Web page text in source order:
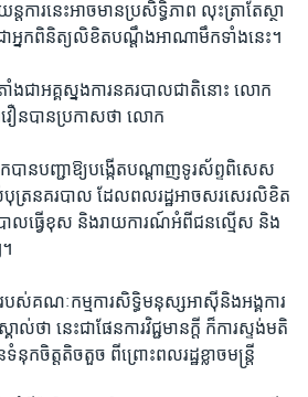
ការនេះអាចមានប្រសិទ្ធិភាព លុះត្រាតែស្ថា
អ្នកពិនិត្យលិខិតបណ្តឹងអាណាមឹកទាំងនេះ។
ងជាអគ្គស្នងការនគរបាលជាតិនោះ លោក
ឿនបានប្រកាសថា លោក
នបញ្ជាឱ្យបង្កើតបណ្តាញទូរស័ព្ទពិសេស
រនគរបាល ដែលពលរដ្ឋអាចសរសេរលិខិត
ាលធ្វើខុស និងរាយការណ៍អំពីជនល្មើស និង
បស់គណៈកម្មការសិទ្ធិមនុស្សអាស៊ីនិងអង្គការ
ថា​ នេះជាផែនការវិជ្ជមានក្តី ក៏ការស្ទង់មតិ
កចិត្តតិចតួច ពីព្រោះពលរដ្ឋខ្លាចមន្ត្រី